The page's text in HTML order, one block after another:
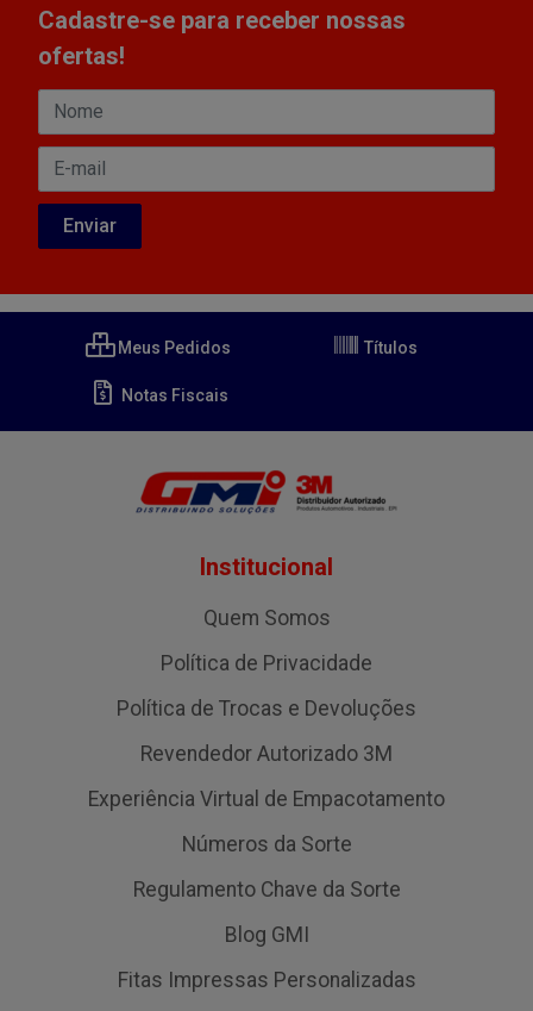
Cadastre-se para receber nossas
ofertas!
Meus Pedidos Títulos
Notas Fiscais
Institucional
Quem Somos
Política de Privacidade
Política de Trocas e Devoluções
Revendedor Autorizado 3M
Experiência Virtual de Empacotamento
Números da Sorte
Regulamento Chave da Sorte
Blog GMI
Fitas Impressas Personalizadas